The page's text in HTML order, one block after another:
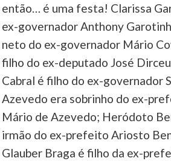
então… é uma festa! Clarissa
ex-governador Anthony
neto do ex-governador Mário
filho do ex-deputado José
Cabral é filho do ex-governador
Azevedo era sobrinho do ex-
Mário de Azevedo; Heródoto
irmão do ex-prefeito Ariosto
Glauber Braga é filho da ex-